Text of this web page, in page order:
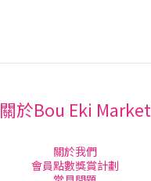
關於Bou Eki Market
關於我們
會員點數獎賞計劃